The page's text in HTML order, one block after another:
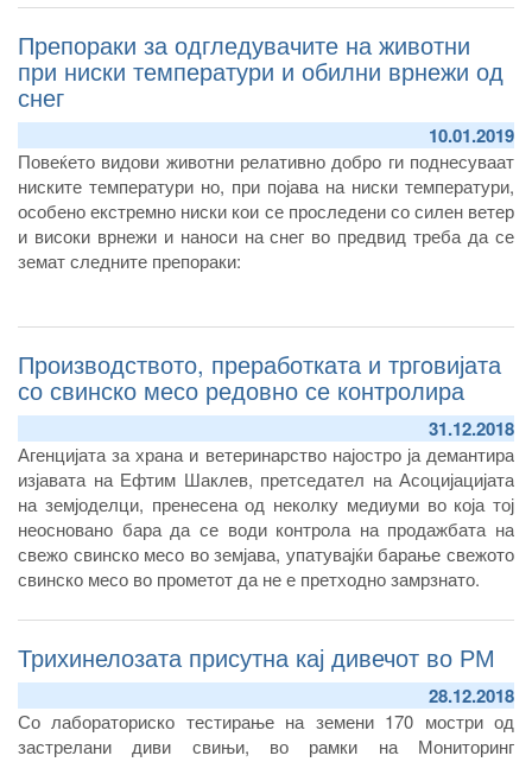
за храна и ветеринарство Зоран Атанасов го одржа со
претставници на релевантни здруженија од областа на
кинологијата.
Препораки за одгледувачите на животни
при ниски температури и обилни врнежи од
снег
10.01.2019
Повеќето видови животни релативно добро ги поднесуваат
ниските температури но, при појава на ниски температури,
особено екстремно ниски кои се проследени со силен ветер
и високи врнежи и наноси на снег во предвид треба да се
земат следните препораки:
Производството, преработката и тргoвијата
со свинско месо редовно се контролира
31.12.2018
Агенцијата за храна и ветеринарство најостро ја демантира
изјавата на Ефтим Шаклев, претседател на Асоцијацијата
на земјоделци, пренесена од неколку медиуми во која тој
неосновано бара да се води контрола на продажбата на
свежо свинско месо во земјава, упатувајќи барање свежото
свинско месо во прометот да не е претходно замрзнато.
Трихинелозата присутна кај дивечот во РМ
28.12.2018
Со лабораториско тестирање на земени 170 мостри од
застрелани диви свињи, во рамки на Мониторинг